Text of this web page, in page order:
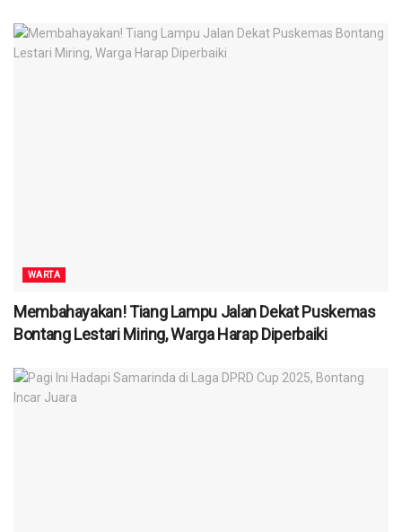
WARTA
Membahayakan! Tiang Lampu Jalan Dekat Puskemas
Bontang Lestari Miring, Warga Harap Diperbaiki